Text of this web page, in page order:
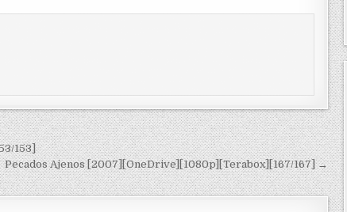
153]
Pecados Ajenos [2007][OneDrive][1080p][Terabox][167/167] →